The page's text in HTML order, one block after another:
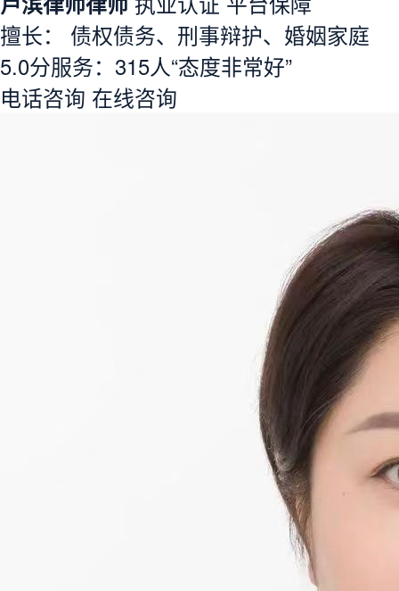
擅长： 债权债务、刑事辩护、婚姻家庭
5.0分服务： 315人“态度非常好”
电话咨询 在线咨询